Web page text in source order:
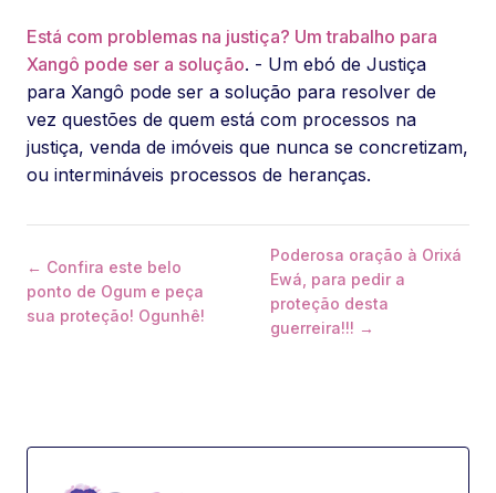
Está com problemas na justiça? Um trabalho para
Xangô pode ser a solução. - Um ebó de Justiça
para Xangô pode ser a solução para resolver de
vez questões de quem está com processos na
justiça, venda de imóveis que nunca se concretizam,
ou intermináveis processos de heranças.
← Confira este belo
ponto de Ogum e peça
sua proteção! Ogunhê!
Poderosa oração à Orixá
Ewá, para pedir a
proteção desta
guerreira!!! →